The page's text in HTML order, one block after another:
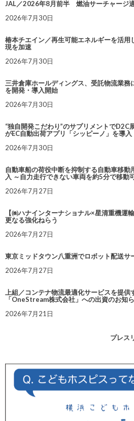
JAL／2026年8月前半 燃油サーチャージ
2026年7月30日
椿本チエイン／再生可能エネルギーを活用
現を加速
2026年7月30日
三井倉庫ホールディングス、受託物流業務
を開発・導入開始
2026年7月30日
“独自開発こだわり”のサプリメントでD2C
がEC自動出荷アプリ「シッピーノ」を導入
2026年7月30日
自動車船の荷役中断を抑制する自動車移動
入 ～自力走行できない車両を約5分で移動
2026年7月27日
【㈱ハナインターナショナル×星清重機運
更なる強化ねらう
2026年7月27日
東京ミッドタウン八重洲でロボット配送サ
2026年7月27日
上組／コンテナ物流最適化サービスを提
「OneStream株式会社」への出資のお知
2026年7月21日
プレス